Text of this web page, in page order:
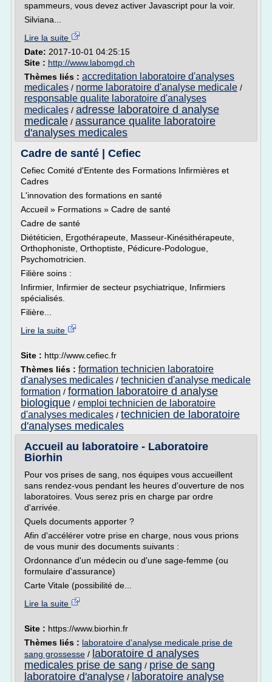
spammeurs, vous devez activer Javascript pour la voir.
Silviana...
Lire la suite
Date: 2017-10-01 04:25:15
Site : http://www.labomgd.ch
Thèmes liés : accreditation laboratoire d'analyses
medicales / norme laboratoire d'analyse medicale /
responsable qualite laboratoire d'analyses
medicales / adresse laboratoire d analyse
medicale / assurance qualite laboratoire
d'analyses medicales
Cadre de santé | Cefiec
Cefiec Comité d'Entente des Formations Infirmières et
Cadres
L'innovation des formations en santé
Accueil » Formations » Cadre de santé
Cadre de santé
Diététicien, Ergothérapeute, Masseur-Kinésithérapeute,
Orthophoniste, Orthoptiste, Pédicure-Podologue,
Psychomotricien.
Filière soins :
Infirmier, Infirmier de secteur psychiatrique, Infirmiers
spécialisés.
Filière...
Lire la suite
Site : http://www.cefiec.fr
Thèmes liés : formation technicien laboratoire
d'analyses medicales / technicien d'analyse medicale
formation / formation laboratoire d analyse
biologique / emploi technicien de laboratoire
d'analyses medicales / technicien de laboratoire
d'analyses medicales
Accueil au laboratoire - Laboratoire
Biorhin
Pour vos prises de sang, nos équipes vous accueillent
sans rendez-vous pendant les heures d'ouverture de nos
laboratoires. Vous serez pris en charge par ordre
d'arrivée.
Quels documents apporter ?
Afin d'accélérer votre prise en charge, nous vous prions
de vous munir des documents suivants :
Ordonnance d'un médecin ou d'une sage-femme (ou
formulaire d'assurance)
Carte Vitale (possibilité de...
Lire la suite
Site : https://www.biorhin.fr
Thèmes liés : laboratoire d'analyse medicale prise de
sang grossesse / laboratoire d analyses
medicales prise de sang / prise de sang
laboratoire d'analyse / laboratoire analyse